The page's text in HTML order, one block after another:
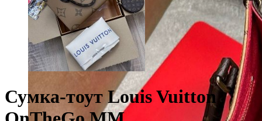
Сумка-тоут Louis Vuitton